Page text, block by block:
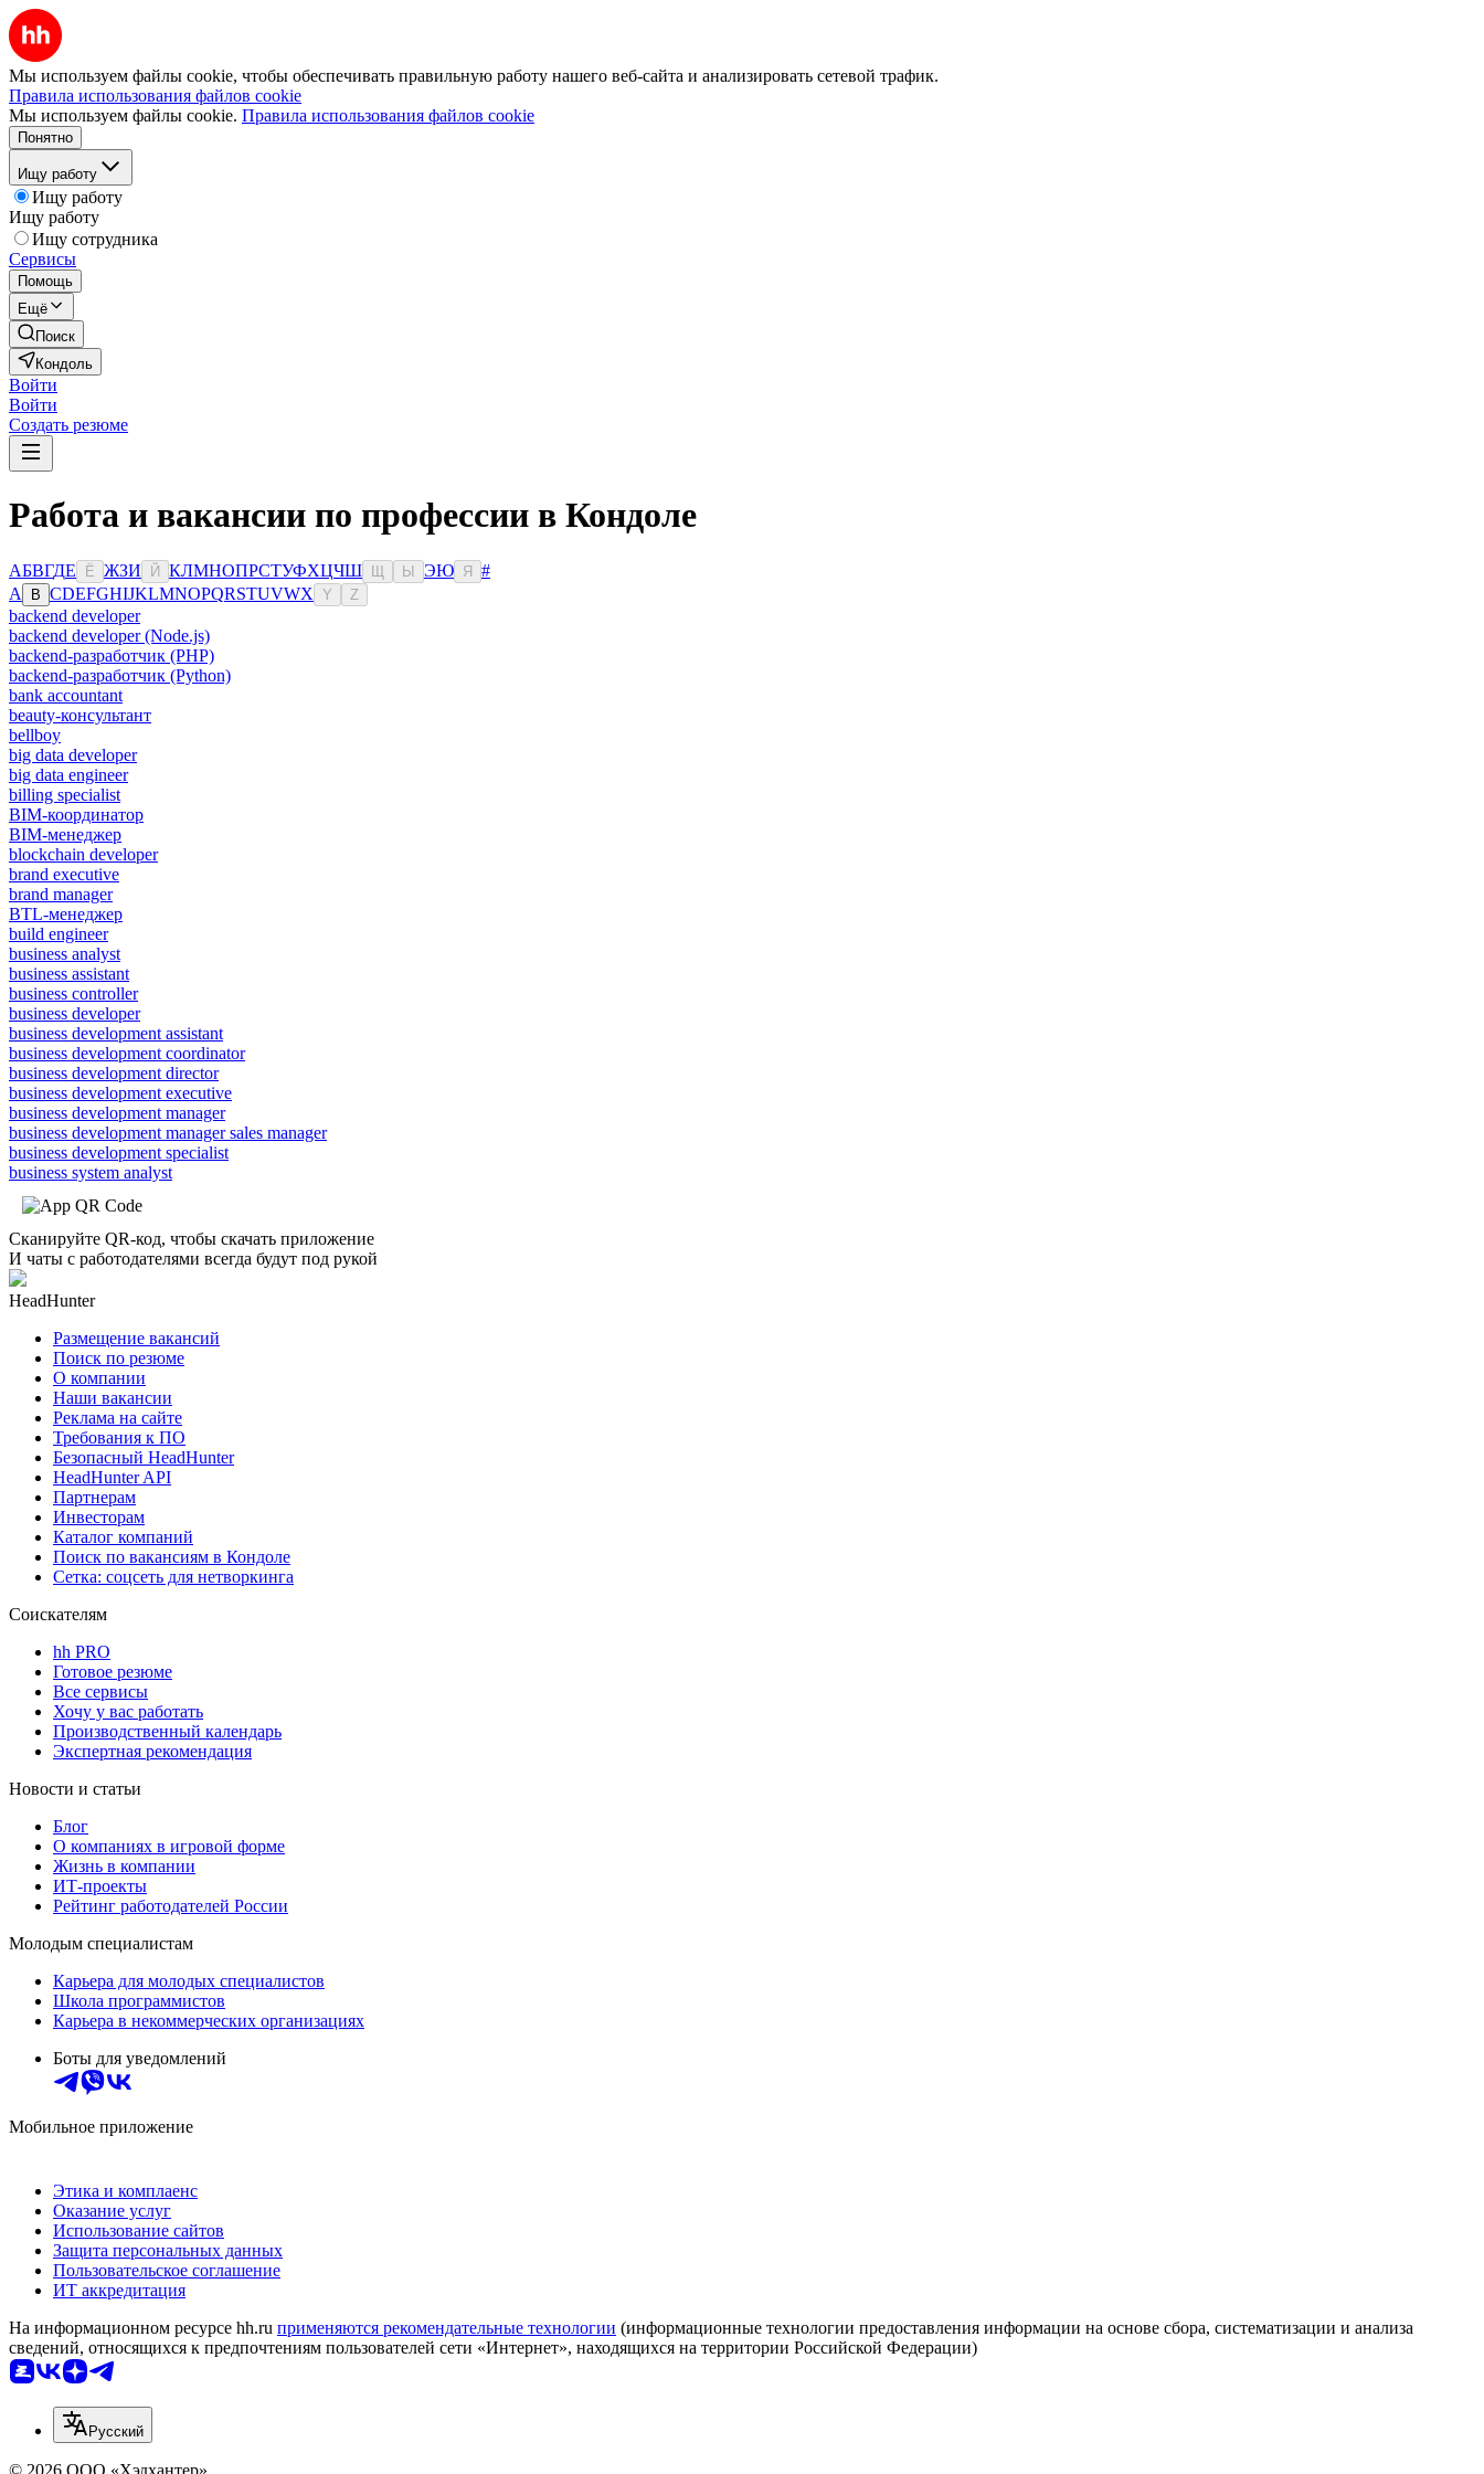
Мы используем файлы cookie, чтобы обеспечивать правильную работу нашего веб-сайта и анализировать сетевой трафик.
Правила использования файлов cookie
Мы используем файлы cookie. Правила использования файлов cookie
Понятно
Ищу работу
Ищу работу
Ищу работу
Ищу сотрудника
Сервисы
Помощь
Ещё
Поиск
Кондоль
Войти
Войти
Создать резюме
Работа и вакансии по профессии в Кондоле
АБВГДЕ Ё ЖЗИ Й КЛМНОПРСТУФХЦЧШ Ы ЭЮ Я
#
A
B CDEFGHIJKLMNOPQRSTUVWX Y Z
backend developer
backend developer (Node.js)
backend-разработчик (PHP)
backend-разработчик (Python)
bank accountant
beauty-консультант
bellboy
big data developer
big data engineer
billing specialist
BIM-координатор
BIM-менеджер
blockchain developer
brand executive
brand manager
BTL-менеджер
build engineer
business analyst
business assistant
business controller
business developer
business development assistant
business development coordinator
business development director
business development executive
business development manager
business development manager sales manager
business development specialist
business system analyst
Сканируйте QR-код, чтобы скачать приложение
И чаты с работодателями всегда будут под рукой
HeadHunter
Размещение вакансий
Поиск по резюме
О компании
Наши вакансии
Реклама на сайте
Требования к ПО
Безопасный HeadHunter
HeadHunter API
Партнерам
Инвесторам
Каталог компаний
Поиск по вакансиям в Кондоле
Сетка: соцсеть для нетворкинга
Соискателям
hh PRO
Готовое резюме
Все сервисы
Хочу у вас работать
Производственный календарь
Экспертная рекомендация
Новости и статьи
Блог
О компаниях в игровой форме
Жизнь в компании
ИТ-проекты
Рейтинг работодателей России
Молодым специалистам
Карьера для молодых специалистов
Школа программистов
Карьера в некоммерческих организациях
Боты для уведомлений
Мобильное приложение
Этика и комплаенс
Оказание услуг
Использование сайтов
Защита персональных данных
Пользовательское соглашение
ИТ аккредитация
На информационном ресурсе hh.ru применяются рекомендательные технологии (информационные технологии предоставления информации на основе сбора, систематизации и анализа
сведений, относящихся к предпочтениям пользователей сети «Интернет», находящихся на территории Российской Федерации)
Русский
© 2026 ООО «Хэдхантер»